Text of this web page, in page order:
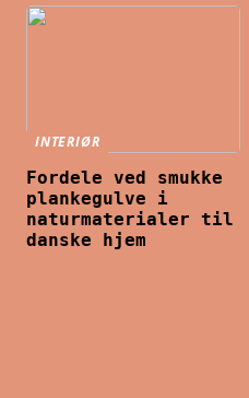
INTERIØR
Fordele ved smukke
plankegulve i
naturmaterialer til
danske hjem